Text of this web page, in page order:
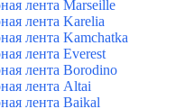
лента Marseille
лента Karelia
лента Kamchatka
лента Everest
лента Borodino
лента Altai
лента Baikal